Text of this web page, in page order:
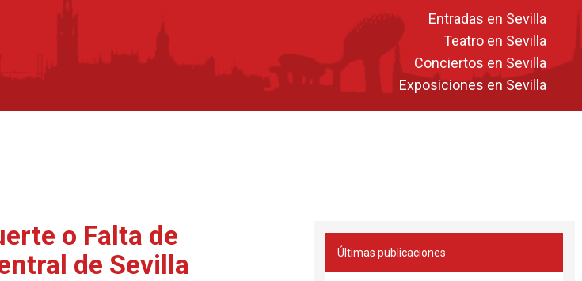
Entradas en Sevilla
Teatro en Sevilla
Conciertos en Sevilla
Exposiciones en Sevilla
o Falta de
de Sevilla
Últimas publicaciones